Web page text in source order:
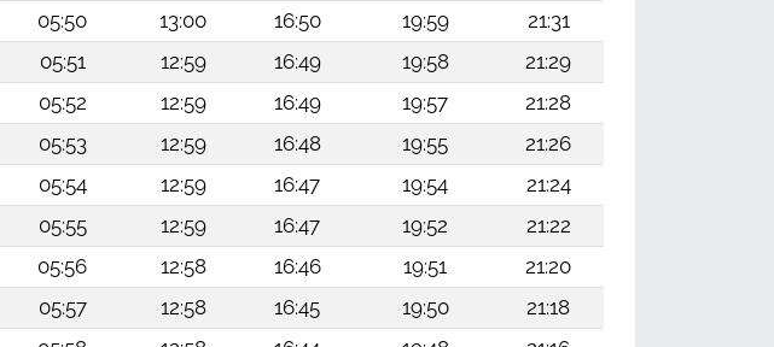
05:50 13:00 16:50 19:59
21:31
05:51 12:59 16:49 19:58
21:29
05:52 12:59 16:49 19:57
21:28
05:53 12:59 16:48 19:55
21:26
05:54 12:59 16:47 19:54
21:24
05:55 12:59 16:47 19:52
21:22
05:56 12:58 16:46 19:51
21:20
05:57 12:58 16:45 19:50
21:18